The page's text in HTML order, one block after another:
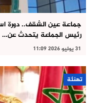
جماعة عين الشقف.. دورة
رئيس الجماعة يتحدث عن…
31 يوليو 2026 11:09
تهنئة